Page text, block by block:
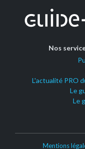
Nos
L'actualité PRO
Le
Le
Mentions